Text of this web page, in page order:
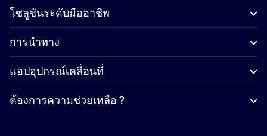
โซลูชันระดับมืออาชีพ
การนำทาง
แอปอุปกรณ์เคลื่อนที่
ต้องการความช่วยเหลือ ?